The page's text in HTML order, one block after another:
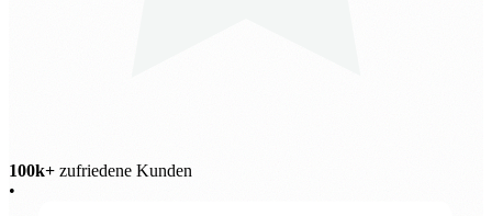
100k+ zufriedene Kunden
•